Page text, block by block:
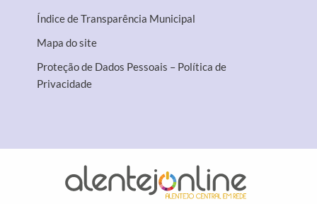
Índice de Transparência Municipal
Mapa do site
Proteção de Dados Pessoais – Política de
Privacidade